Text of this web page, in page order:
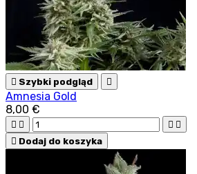
 Szybki podgląd 
Amnesia Gold
8,00 €
   
 Dodaj do koszyka